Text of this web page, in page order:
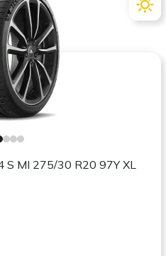
S MI 275/30 R20 97Y XL